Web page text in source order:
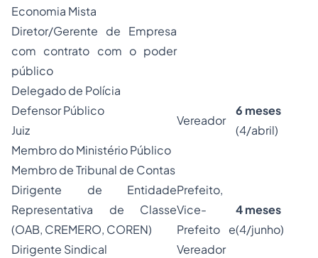
Economia Mista
Diretor/Gerente de Empresa
com contrato com o poder
público
Delegado de Polícia
Defensor Público
Juiz
Membro do Ministério Público
Membro de Tribunal de Contas
Vereador
6 meses
(4/abril)
Dirigente de Entidade
Representativa de Classe
(OAB, CREMERO, COREN)
Dirigente Sindical
Prefeito,
Vice-
Prefeito e
Vereador
4 meses
(4/junho)